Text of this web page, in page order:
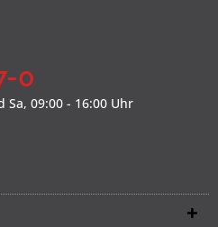
0
Sa, 09:00 - 16:00 Uhr